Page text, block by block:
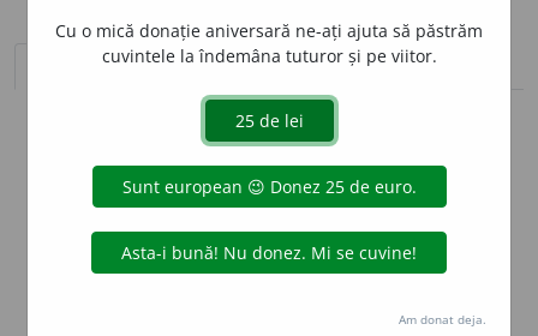
sinteza definițiilor (1) definiții (2) declinări
info
Aceste definiții sunt compilate de
echipa dexonline. Definițiile
originale se află pe filadefiniții.
preferințe
Cu o mică donație aniversară ne-ați ajuta să păstrăm
cuvintele la îndemâna tuturor și pe viitor.
Am donat deja.